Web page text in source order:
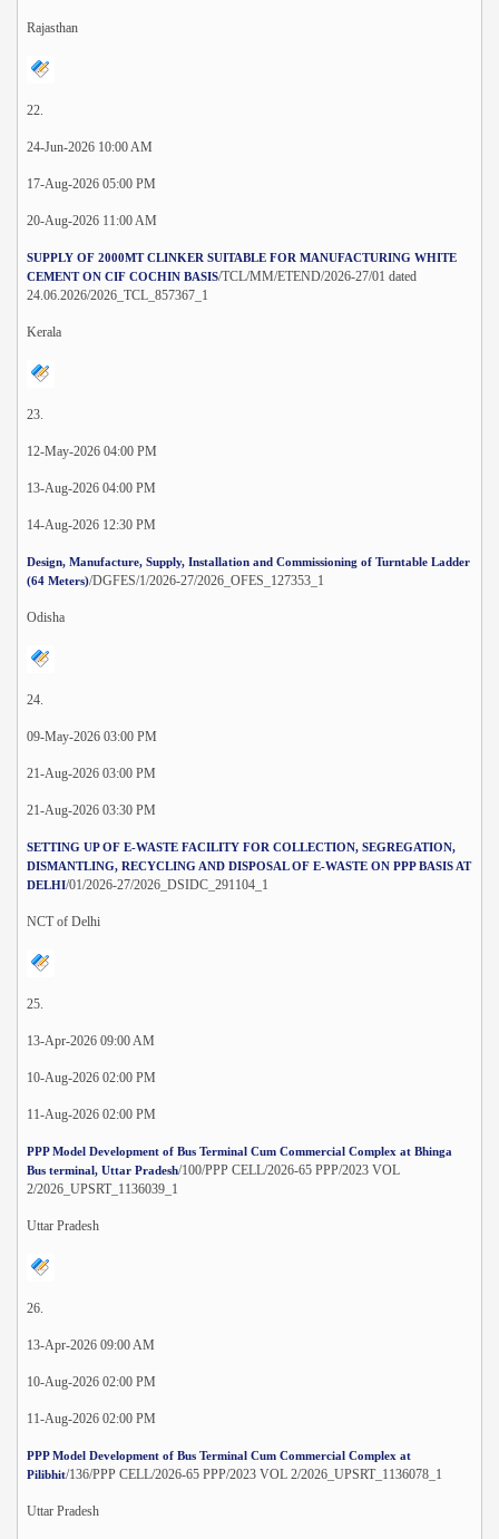
Rajasthan
22.
24-Jun-2026 10:00 AM
17-Aug-2026 05:00 PM
20-Aug-2026 11:00 AM
SUPPLY OF 2000MT CLINKER SUITABLE FOR MANUFACTURING WHITE
CEMENT ON CIF COCHIN BASIS/TCL/MM/ETEND/2026-27/01 dated
24.06.2026/2026_TCL_857367_1
Kerala
23.
12-May-2026 04:00 PM
13-Aug-2026 04:00 PM
14-Aug-2026 12:30 PM
Design, Manufacture, Supply, Installation and Commissioning of Turntable Ladder
(64 Meters)/DGFES/1/2026-27/2026_OFES_127353_1
Odisha
24.
09-May-2026 03:00 PM
21-Aug-2026 03:00 PM
21-Aug-2026 03:30 PM
SETTING UP OF E-WASTE FACILITY FOR COLLECTION, SEGREGATION,
DISMANTLING, RECYCLING AND DISPOSAL OF E-WASTE ON PPP BASIS AT
DELHI/01/2026-27/2026_DSIDC_291104_1
NCT of Delhi
25.
13-Apr-2026 09:00 AM
10-Aug-2026 02:00 PM
11-Aug-2026 02:00 PM
PPP Model Development of Bus Terminal Cum Commercial Complex at Bhinga
Bus terminal, Uttar Pradesh/100/PPP CELL/2026-65 PPP/2023 VOL
2/2026_UPSRT_1136039_1
Uttar Pradesh
26.
13-Apr-2026 09:00 AM
10-Aug-2026 02:00 PM
11-Aug-2026 02:00 PM
PPP Model Development of Bus Terminal Cum Commercial Complex at
Pilibhit/136/PPP CELL/2026-65 PPP/2023 VOL 2/2026_UPSRT_1136078_1
Uttar Pradesh